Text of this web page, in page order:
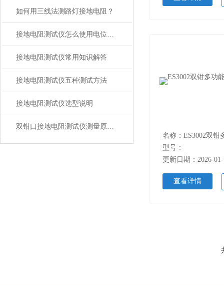
如何用三线法测路灯接地电阻？
接地电阻测试仪怎么使用电位下降法
接地电阻测试仪常用知识解答
接地电阻测试仪五种测试方法
接地电阻测试仪选型说明
双钳口接地电阻测试仪测量原理及使用方法
型号：
更新日期：2026-
查看详情